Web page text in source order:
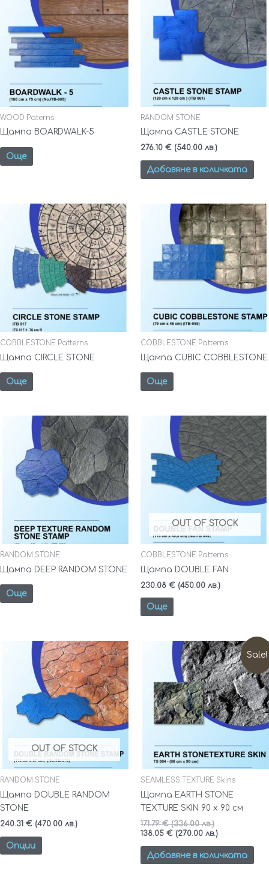
WOOD Paterns
Щампа BOARDWALK-5
Още
RANDOM STONE
Щампа CASTLE STONE
276.10 € (540.00 лв.)
Добавяне в количката
COBBLESTONE Patterns
Щампа CIRCLE STONE
Още
COBBLESTONE Patterns
Щампа CUBIC COBBLESTONE
Още
RANDOM STONE
Щампа DEEP RANDOM STONE
Още
OUT OF STOCK
COBBLESTONE Patterns
Щампа DOUBLE FAN
230.08 € (450.00 лв.)
Още
OUT OF STOCK
RANDOM STONE
Щампа DOUBLE RANDOM
STONE
240.31 € (470.00 лв.)
Опции
This
product
has
multiple
variants.
The
options
may
be
chosen
on
the
page
Sale!
SEAMLESS TEXTURE Skins
Щампа EARTH STONE
TEXTURE SKIN 90 x 90 см
171.79€ (336.00 лв.)
Original
price
was:
171.79 €
(336.00
лв.).
138.05 € (270.00 лв.)
Текущата
цена
е:
138.05 €
(270.00
лв.).
Добавяне в количката